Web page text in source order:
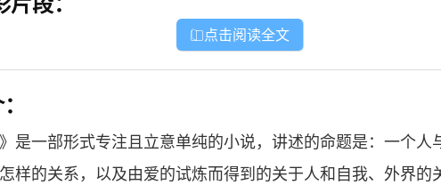
点击阅读全文
》是一部形式专注且立意单纯的小说，讲述的命题是：一个人
样的关系，以及由爱的试炼而得到的关于人和自我、外界的